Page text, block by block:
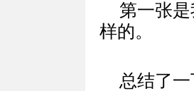
第一张
样的。
总结了